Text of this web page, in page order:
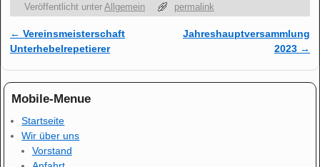
Veröffentlicht unter Allgemein permalink
Artikelnavigation
← Vereinsmeisterschaft
Unterhebelrepetierer
Jahreshauptversammlung
2023 →
Mobile-Menue
Startseite
Wir über uns
Vorstand